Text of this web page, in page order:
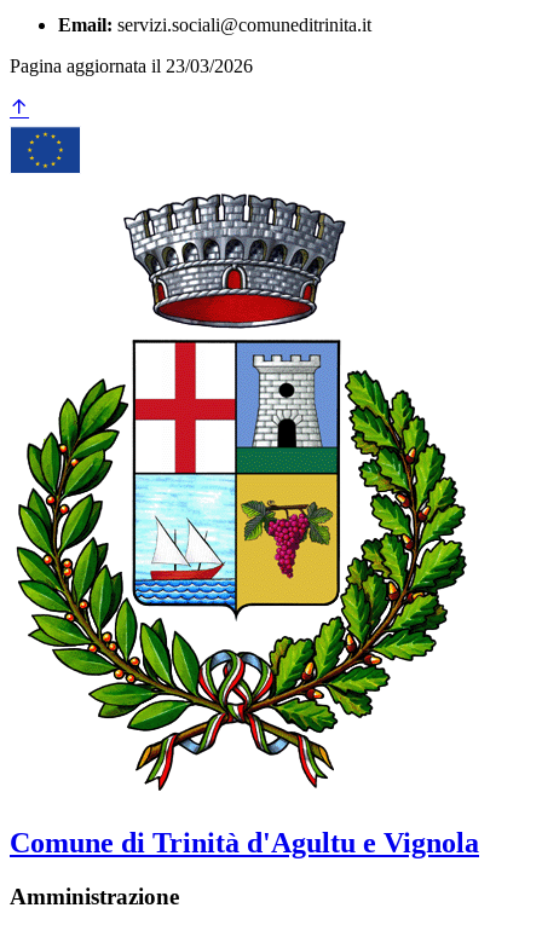
Email: servizi.sociali@comuneditrinita.it
Pagina aggiornata il 23/03/2026
Comune di Trinità d'Agultu e Vignola
Amministrazione